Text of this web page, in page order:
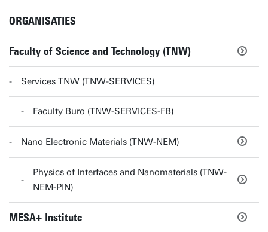
ORGANISATIES
Faculty of Science and Technology (TNW)
Services TNW (TNW-SERVICES)
Faculty Buro (TNW-SERVICES-FB)
Nano Electronic Materials (TNW-NEM)
Physics of Interfaces and Nanomaterials (TNW-
NEM-PIN)
MESA+ Institute